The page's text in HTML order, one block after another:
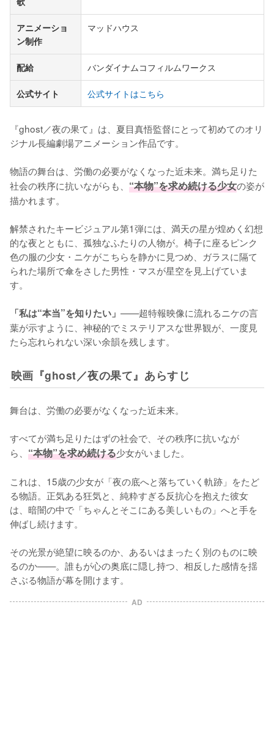
アニメーショ
ン制作
マッドハウス
配給 バンダイナムコフィルムワークス
公式サイト 公式サイトはこちら
『ghost／夜の果て』は、夏目真悟監督にとって初めてのオリ
ジナル長編劇場アニメーション作品です。
物語の舞台は、労働の必要がなくなった近未来。満ち足りた
社会の秩序に抗いながらも、 “本物”を求め続ける少女の姿が
描かれます。
解禁されたキービジュアル第1弾には、満天の星が煌めく幻想
的な夜とともに、孤独なふたりの人物が。椅子に座るピンク
色の服の少女・ニケがこちらを静かに見つめ、ガラスに隔て
られた場所で傘をさした男性・マスが星空を見上げていま
す。
「私は“本当”を知りたい」 ——超特報映像に流れるニケの言
葉が示すように、神秘的でミステリアスな世界観が、一度見
たら忘れられない深い余韻を残します。
映画『ghost／夜の果て』あらすじ
舞台は、労働の必要がなくなった近未来。
すべてが満ち足りたはずの社会で、その秩序に抗いなが
ら、 “本物”を求め続ける少女がいました。
これは、15歳の少女が「夜の底へと落ちていく軌跡」をたど
る物語。正気ある狂気と、純粋すぎる反抗心を抱えた彼女
は、暗闇の中で「ちゃんとそこにある美しいもの」へと手を
伸ばし続けます。
その光景が絶望に映るのか、あるいはまったく別のものに映
るのか——。誰もが心の奥底に隠し持つ、相反した感情を揺
さぶる物語が幕を開けます。
AD